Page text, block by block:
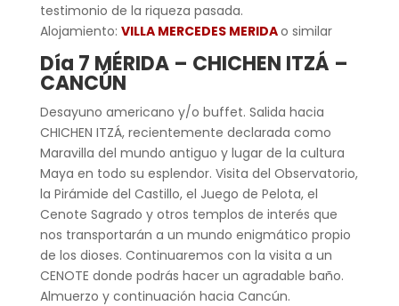
testimonio de la riqueza pasada.
Alojamiento: VILLA MERCEDES MERIDAo similar
Día 7 MÉRIDA – CHICHEN ITZÁ –
CANCÚN
Desayuno americano y/o buffet. Salida hacia
CHICHEN ITZÁ, recientemente declarada como
Maravilla del mundo antiguo y lugar de la cultura
Maya en todo su esplendor. Visita del Observatorio,
la Pirámide del Castillo, el Juego de Pelota, el
Cenote Sagrado y otros templos de interés que
nos transportarán a un mundo enigmático propio
de los dioses. Continuaremos con la visita a un
CENOTE donde podrás hacer un agradable baño.
Almuerzo y continuación hacia Cancún.